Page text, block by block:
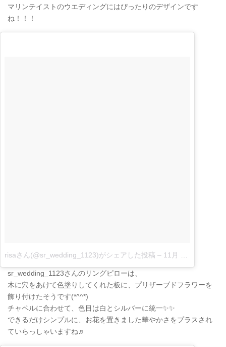
マリンテイストのウエディングにはぴったりのデザインです
ね！！！
risaさん(@sr_wedding_1123)がシェアした投稿 – 11月 16, 2017 at 9:48午後 PST
sr_wedding_1123さんのリングピローは、
木に穴をあけて色塗りしてくれた板に、プリザーブドフラワーを
飾り付けたそうです(*^^*)
チャペルに合わせて、色目は白とシルバーに統一✨✨
できるだけシンプルに、お花を置きました華やかさをプラスされ
ていらっしゃいますね♬